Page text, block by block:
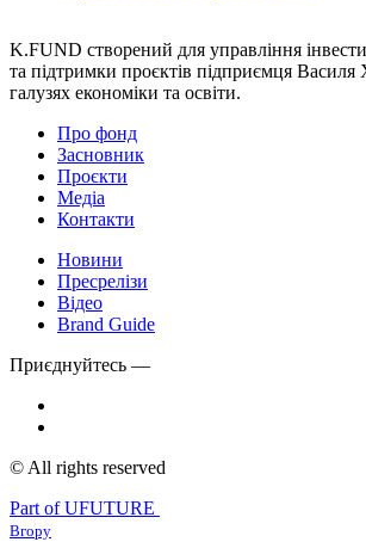
K.FUND створений для управління
та підтримки проєктів підприємця
галузях економіки та освіти.
Про фонд
Засновник
Проєкти
Медіа
Контакти
Новини
Пресрелізи
Відео
Brand Guide
Приєднуйтесь —
© All rights reserved
Part of UFUTURE
Вгору